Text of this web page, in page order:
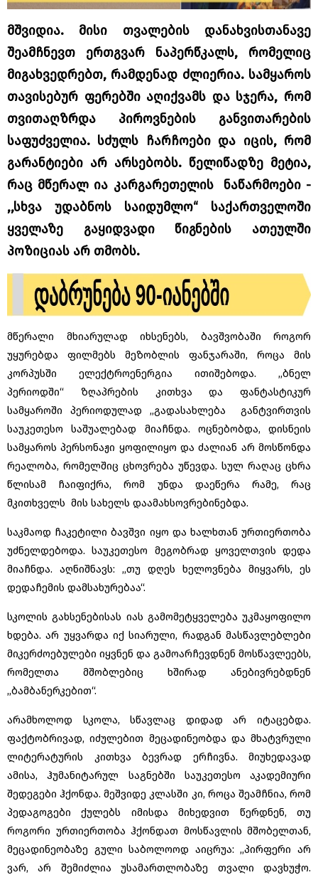
მშვიდია. მისი თვალების დანახვისთანავე
შეამჩნევთ ერთგვარ ნაპერწკალს, რომელიც
მიგახვედრებთ, რამდენად ძლიერია. სამყაროს
თავისებურ ფერებში აღიქვამს და სჯერა, რომ
თვითაღზრდა პიროვნების განვითარების
საფუძველია. სძულს ჩარჩოები და იცის, რომ
გარანტიები არ არსებობს. წელიწადზე მეტია,
რაც მწერალ ია კარგარეთელის ნაწარმოები -
,,სხვა უდაბნოს საიდუმლო“ საქართველოში
ყველაზე გაყიდვადი წიგნების ათეულში
პოზიციას არ თმობს.
მწერალი მხიარულად იხსენებს, ბავშვობაში როგორ
უყურებდა ფილმებს მეზობლის ფანჯარაში, როცა მის
კორპუსში ელექტროენერგია ითიშებოდა. ,,ბნელ
პერიოდში“ ზღაპრების კითხვა და ფანტასტიკურ
სამყაროში პერიოდულად ,,გადასახლება განტვირთვის
საუკეთესო საშუალებად მიაჩნდა. ოცნებობდა, დისნეის
სამყაროს პერსონაჟი ყოფილიყო და ძალიან არ მოსწონდა
რეალობა, რომელშიც ცხოვრება უწევდა. სულ რაღაც ცხრა
წლისამ ჩაიფიქრა, რომ უნდა დაეწერა რამე, რაც
მკითხველს მის სახელს დაამახსოვრებინებდა.
საკმაოდ ჩაკეტილი ბავშვი იყო და ხალხთან ურთიერთობა
უძნელდებოდა. საუკეთესო მეგობრად ყოველთვის დედა
მიაჩნდა. აღნიშნავს: ,,თუ დღეს ხელოვნება მიყვარს, ეს
დედაჩემის დამსახურებაა“.
სკოლის გახსენებისას იას გამომეტყველება უკმაყოფილო
ხდება. არ უყვარდა იქ სიარული, რადგან მასწავლებლები
მიკერძოებულები იყვნენ და გამოარჩევდნენ მოსწავლეებს,
რომელთა მშობლებიც ხშირად ანებივრებდნენ
,,ბამბანერკებით“.
არამხოლოდ სკოლა, სწავლაც დიდად არ იტაცებდა.
ფაქტობრივად, იძულებით მეცადინეობდა და მხატვრული
ლიტერატურის კითხვა ბევრად ერჩივნა. მიუხედავად
ამისა, ჰუმანიტარულ საგნებში საუკეთესო აკადემიური
შედეგები ჰქონდა. მეშვიდე კლასში კი, როცა შეამჩნია, რომ
პედაგოგები ქულებს იმისდა მიხედვით წერდნენ, თუ
როგორი ურთიერთობა ჰქონდათ მოსწავლის მშობელთან,
მეცადინეობაზე გული საბოლოოდ აიცრუა: ,,პირფერი არ
ვარ, არ შემიძლია უსამართლობაზე თვალი დავხუჭო.